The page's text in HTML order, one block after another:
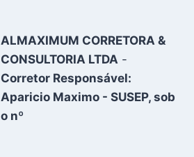
ALMAXIMUM CORRETORA &
CONSULTORIA LTDA -
Corretor Responsável:
Aparicio Maximo - SUSEP, sob
o nº